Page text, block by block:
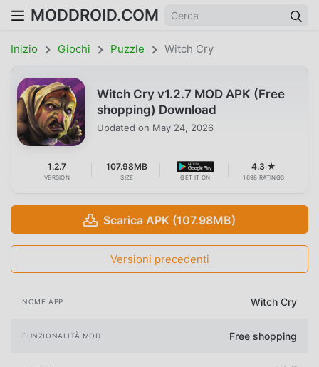
MODDROID.COM
Inizio Giochi Puzzle Witch Cry
Witch Cry v1.2.7 MOD APK (Free
shopping) Download
Updated on May 24, 2026
1.2.7
VERSION
107.98MB
SIZE GET IT ON
4.3 ★
1698 RATINGS
Scarica APK (107.98MB)
Versioni precedenti
NOME APP Witch Cry
FUNZIONALITÀ MOD Free shopping